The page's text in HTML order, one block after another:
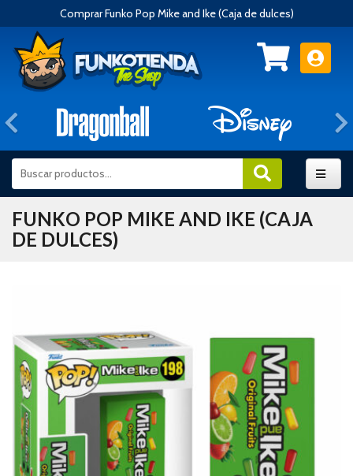
Comprar Funko Pop Mike and Ike (Caja de dulces)
Anterior
FUNKO POP MIKE AND IKE (CAJA
DE DULCES)